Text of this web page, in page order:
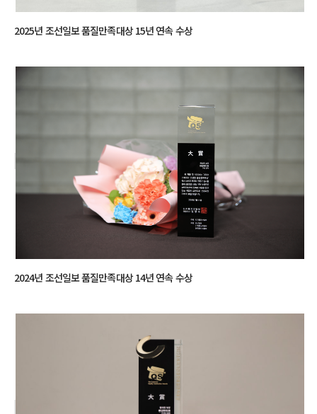
2025년 조선일보 품질만족대상 15년 연속 수상
2024년 조선일보 품질만족대상 14년 연속 수상